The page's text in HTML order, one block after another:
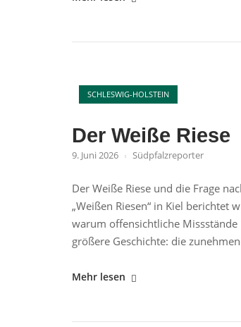
die
Realität
SCHLESWIG-HOLSTEIN
Der Weiße Riese
9. Juni 2026 Südpfalzreporter
Der Weiße Riese und die Frage
„Weißen Riesen“ in Kiel berichtet
warum offensichtliche
größere Geschichte: die
"Der
Mehr lesen